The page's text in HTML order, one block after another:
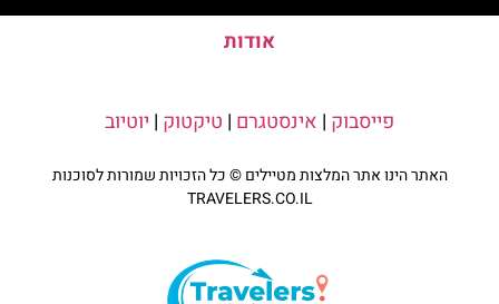
אודות
פייסבוק | אינסטגרם | טיקטוק | יוטיוב
האתר הינו אתר המלצות מטיילים © כל הזכויות שמורות לסוכנות
TRAVELERS.CO.IL